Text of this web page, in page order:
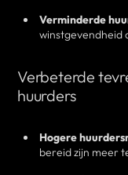
Verminderde
winstgevendheid
Verbeterde
huurders
Hogere
bereid zijn meer